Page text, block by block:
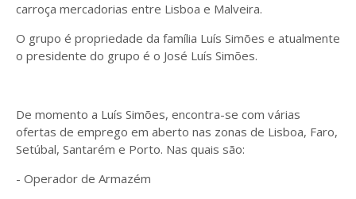
carroça mercadorias entre Lisboa e Malveira.
O grupo é propriedade da família Luís Simões e atualmente
o presidente do grupo é o José Luís Simões.
De momento a Luís Simões, encontra-se com várias
ofertas de emprego em aberto nas zonas de Lisboa, Faro,
Setúbal, Santarém e Porto. Nas quais são:
- Operador de Armazém